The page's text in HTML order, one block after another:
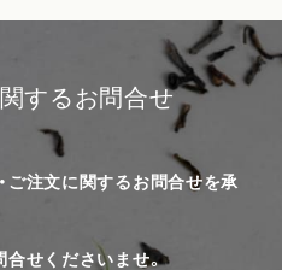
するお問合せ
ご注文に関するお問合せを承
合せくださいませ。